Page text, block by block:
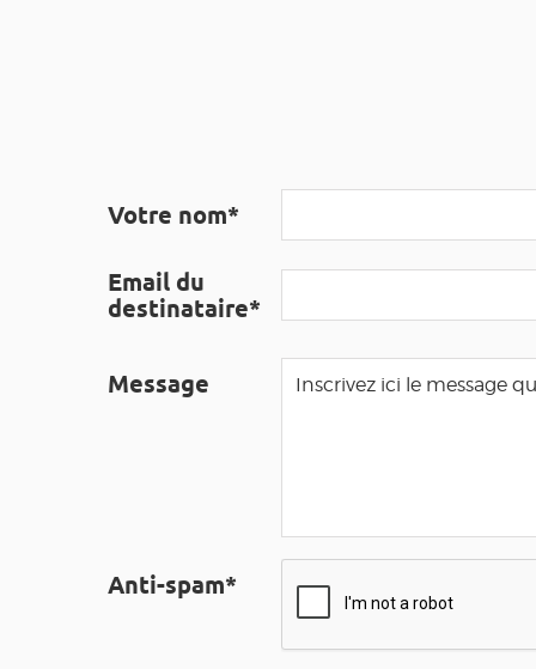
Votre nom*
Email du
destinataire*
Message
Anti-spam*